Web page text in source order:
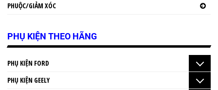
PHUỘC/GIẢM XÓC
PHỤ KIỆN THEO HÃNG
PHỤ KIỆN FORD
PHỤ KIỆN GEELY